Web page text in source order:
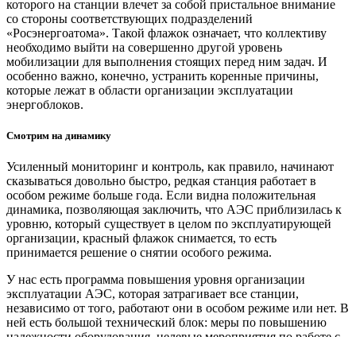
которого на станции влечет за собой пристальное внимание
со стороны соответствующих подразделений
«Росэнергоатома». Такой флажок означает, что коллективу
необходимо выйти на совершенно другой уровень
мобилизации для выполнения стоящих перед ним задач. И
особенно важно, конечно, устранить коренные причины,
которые лежат в области организации эксплуатации
энергоблоков.
Смотрим на динамику
Усиленный мониторинг и контроль, как правило, начинают
сказываться довольно быстро, редкая станция работает в
особом режиме больше года. Если видна положительная
динамика, позволяющая заключить, что АЭС приблизилась к
уровню, который существует в целом по эксплуатирующей
организации, красный флажок снимается, то есть
принимается решение о снятии особого режима.
У нас есть программа повышения уровня организации
эксплуатации АЭС, которая затрагивает все станции,
независимо от того, работают они в особом режиме или нет. В
ней есть большой технический блок: меры по повышению